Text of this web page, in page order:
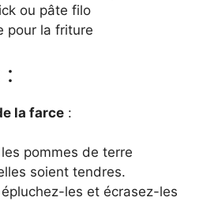
ou pâte filo
pour la friture
:
la farce :
pommes de terre
soient tendres.
les et écrasez-les